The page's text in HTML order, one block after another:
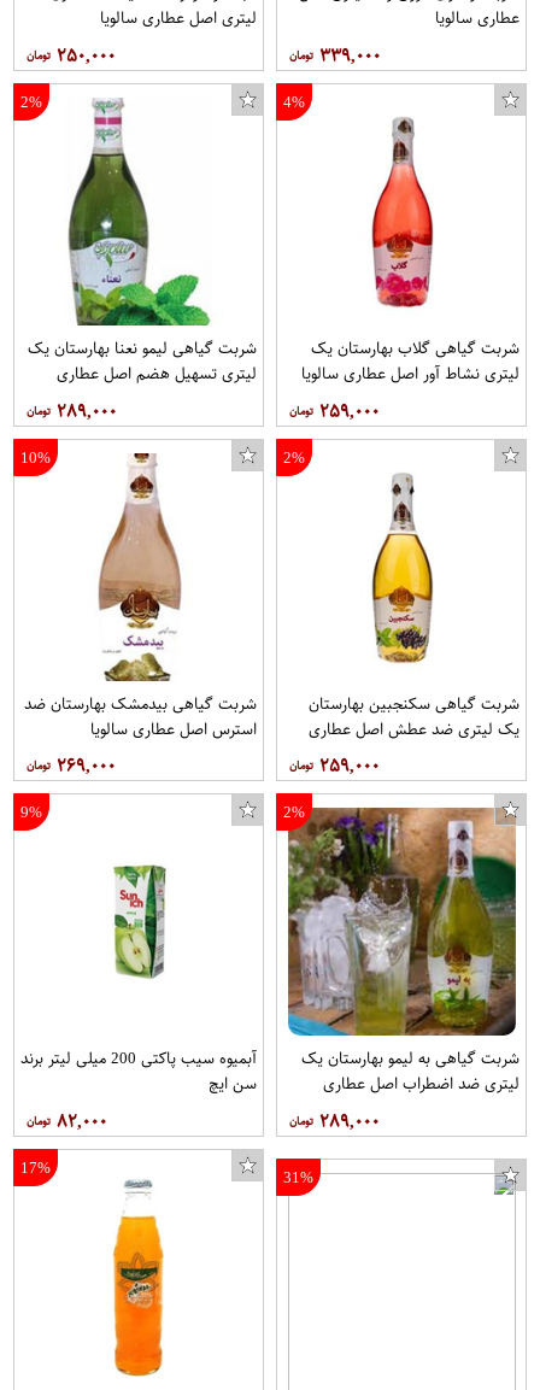
عطاری سالویا
۳۳۹,۰۰۰
لیتری اصل عطاری سالویا
۲۵۰,۰۰۰
4%
شربت گیاهی گلاب بهارستان یک
لیتری نشاط آور اصل عطاری سالویا
۲۵۹,۰۰۰
2%
شربت گیاهی لیمو نعنا بهارستان یک
لیتری تسهیل هضم اصل عطاری
۲۸۹,۰۰۰
2%
شربت گیاهی سکنجبین بهارستان
یک لیتری ضد عطش اصل عطاری
۲۵۹,۰۰۰
10%
شربت گیاهی بیدمشک بهارستان ضد
استرس اصل عطاری سالویا
۲۶۹,۰۰۰
2%
شربت گیاهی به لیمو بهارستان یک
لیتری ضد اضطراب اصل عطاری
۲۸۹,۰۰۰
9%
آبمیوه سیب پاکتی 200 میلی لیتر برند
سن ایچ
۸۲,۰۰۰
31%
17%